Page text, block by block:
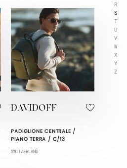
R
S
T
U
V
W
X
Y
Z
DAVIDOFF
PADIGLIONE CENTRALE /
PIANO TERRA / C/13
SWITZERLAND